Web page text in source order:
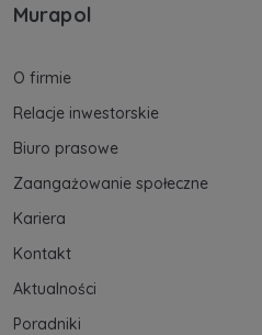
Murapol
O firmie
Relacje inwestorskie
Biuro prasowe
Zaangażowanie społeczne
Kariera
Kontakt
Aktualności
Poradniki